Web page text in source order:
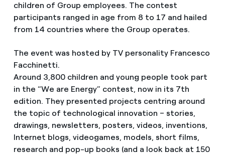
children of Group employees. The contest
participants ranged in age from 8 to 17 and hailed
from 14 countries where the Group operates.
The event was hosted by TV personality Francesco
Facchinetti.
Around 3,800 children and young people took part
in the “We are Energy” contest, now in its 7th
edition. They presented projects centring around
the topic of technological innovation – stories,
drawings, newsletters, posters, videos, inventions,
Internet blogs, videogames, models, short films,
research and pop-up books (and a look back at 150